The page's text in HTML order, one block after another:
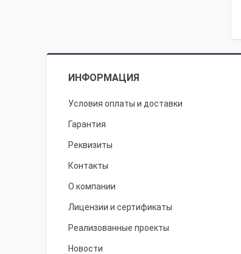
ИНФОРМАЦИЯ
Условия оплаты и доставки
Гарантия
Реквизиты
Контакты
О компании
Лицензии и сертификаты
Реализованные проекты
Новости